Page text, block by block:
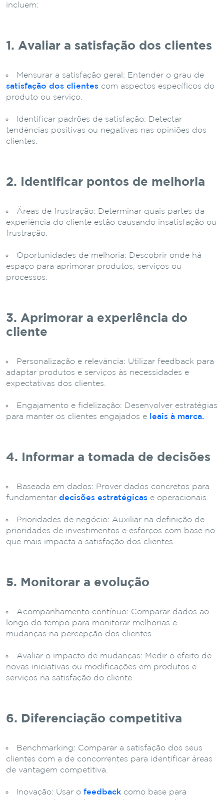
incluem:
1. Avaliar a satisfação dos clientes
Mensurar a satisfação geral: Entender o grau de
satisfação dos clientes com aspectos específicos do
produto ou serviço.
Identificar padrões de satisfação: Detectar
tendências positivas ou negativas nas opiniões dos
clientes.
2. Identificar pontos de melhoria
Áreas de frustração: Determinar quais partes da
experiência do cliente estão causando insatisfação ou
frustração.
Oportunidades de melhoria: Descobrir onde há
espaço para aprimorar produtos, serviços ou
processos.
3. Aprimorar a experiência do
cliente
Personalização e relevância: Utilizar feedback para
adaptar produtos e serviços às necessidades e
expectativas dos clientes.
Engajamento e fidelização: Desenvolver estratégias
para manter os clientes engajados e
leais à marca.
4. Informar a tomada de decisões
Baseada em dados: Prover dados concretos para
fundamentar decisões estratégicas e operacionais.
Prioridades de negócio: Auxiliar na definição de
prioridades de investimentos e esforços com base no
que mais impacta a satisfação dos clientes.
5. Monitorar a evolução
Acompanhamento contínuo: Comparar dados ao
longo do tempo para monitorar melhorias e
mudanças na percepção dos clientes.
Avaliar o impacto de mudanças: Medir o efeito de
novas iniciativas ou modificações em produtos e
serviços na satisfação do cliente.
6. Diferenciação competitiva
Benchmarking: Comparar a satisfação dos seus
clientes com a de concorrentes para identificar áreas
de vantagem competitiva.
Inovação: Usar o feedback como base para